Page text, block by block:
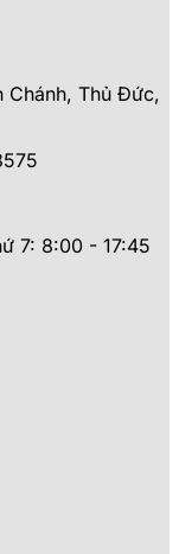
Chánh, Thủ Đức,
7: 8:00 - 17:45